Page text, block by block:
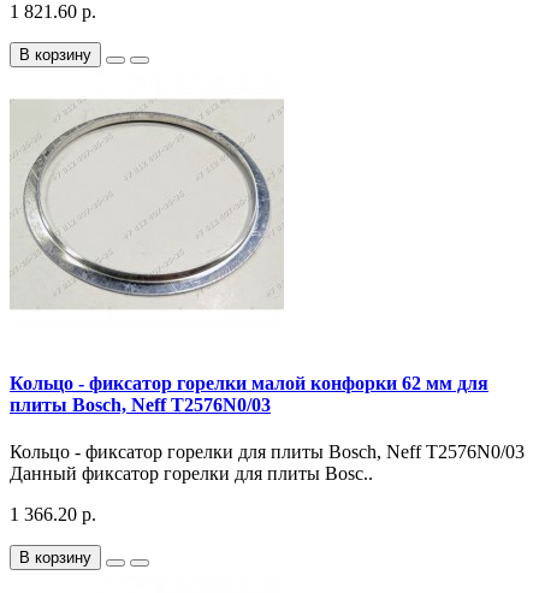
1 821.60 р.
В корзину
Кольцо - фиксатор горелки малой конфорки 62 мм для
плиты Bosch, Neff T2576N0/03
Кольцо - фиксатор горелки для плиты Bosch, Neff T2576N0/03
Данный фиксатор горелки для плиты Bosc..
1 366.20 р.
В корзину